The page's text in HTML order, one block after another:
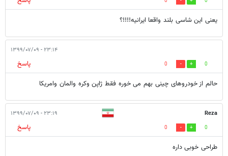
یعنی این شاسی بلند واقعا ایرانیه!!!!؟
۲۳:۱۴ - ۱۳۹۹/۰۷/۰۹
0
0
پاسخ
حالم از خودروهای چینی بهم می خوره فقط ژاپن وکره والمان وامریکا
Reza ۲۳:۱۹ - ۱۳۹۹/۰۷/۰۹
0
0
پاسخ
طراحی خوبی داره